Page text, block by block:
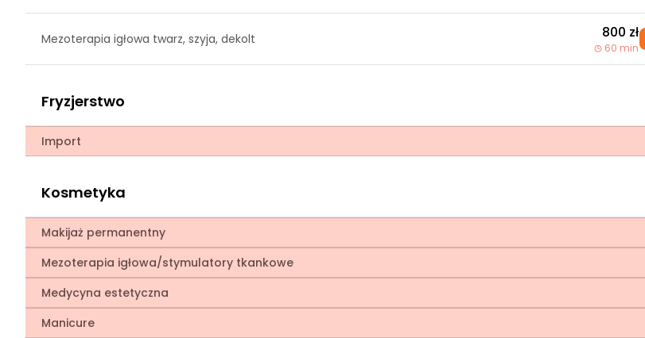
Mezoterapia igłowa twarz, szyja, dekolt 800 zł
60 min
Fryzjerstwo
Import
Kosmetyka
Makijaż permanentny
Mezoterapia igłowa/stymulatory tkankowe
Medycyna estetyczna
Manicure